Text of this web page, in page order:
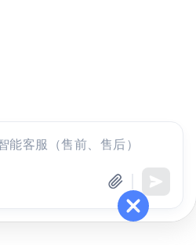
箱：zzjy-fw@yikao88.com
河沿街69号正弘大厦208室
科技有限公司 版权所有
京公网安备 11010202009207号
点击
全部考试 免费试听